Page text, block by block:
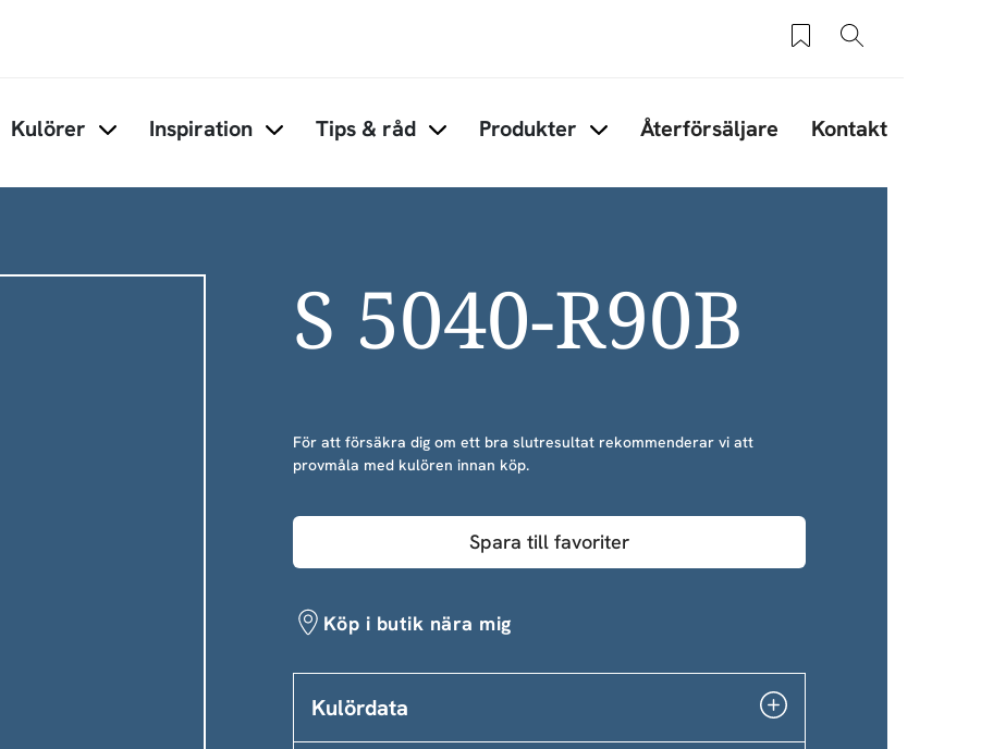
Sparade produkter
Sök
Kulörer Inspiration Tips & råd Produkter Återförsäljare Kontakt
S 5040-R90B
För att försäkra dig om ett bra slutresultat rekommenderar vi att
provmåla med kulören innan köp.
Spara till favoriter
Köp i butik nära mig
Kulördata